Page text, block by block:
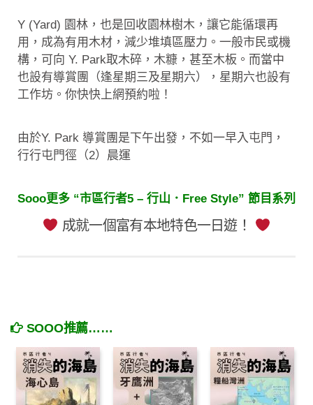
Y (Yard) 園林，也是回收園林樹木，讓它能循環再
用，成為有用木材，減少堆填區壓力。一般市民或機
構，可向 Y. Park取木碎，木糠，甚至木板。而當中
也設有導賞團（逢星期三及星期六），星期六也設有
工作坊。你快快上網預約啦！
由於Y. Park 導賞團是下午出發，不如一早入屯門，
行行屯門徑（2）晨運
Sooo更多 “市區行者5 – 行山．Free Style” 節目系列
成就一個富有本地特色一日遊！
SOOO推薦……